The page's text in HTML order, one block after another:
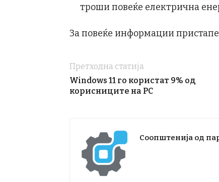
троши повеќе електрична
За повеќе информации
Претходна статија
Windows 11 го користат 9% од
корисниците на PC
Соопштенија од